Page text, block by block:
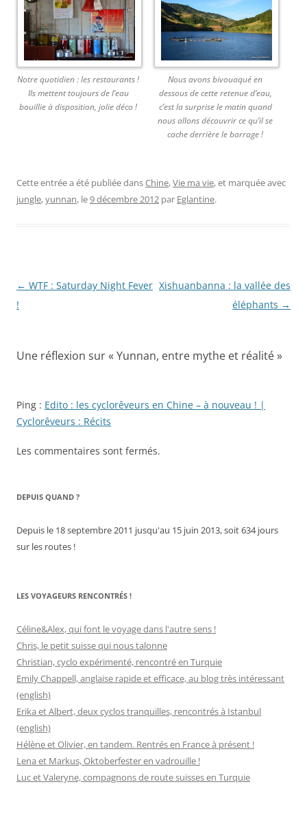
Notre quotidien : les restaurants !
Ils mettent toujours de l’eau
bouillie à disposition, jolie déco !
Nous avons bivouaqué en
dessous de cette retenue d’eau,
c’est la surprise le matin quand
nous allons découvrir ce qu’il se
cache derrière le barrage !
Cette entrée a été publiée dansChine,Vie ma vie, et marquée avec
jungle,yunnan, le9 décembre 2012 par Eglantine.
Navigation
des
← WTF : Saturday Night Fever
!
Xishuanbanna : la vallée des
éléphants →
Une réflexion sur « Yunnan, entre mythe et réalité»
Ping : Edito : les cyclorêveurs en Chine – à nouveau ! |
Cyclorêveurs : Récits
Les commentaires sont fermés.
DEPUIS QUAND ?
Depuis le 18 septembre 2011 jusqu'au 15 juin 2013, soit 634 jours
sur les routes !
LES VOYAGEURS RENCONTRÉS !
Céline&Alex, qui font le voyage dans l'autre sens !
Chris, le petit suisse qui nous talonne
Christian, cyclo expérimenté, rencontré en Turquie
Emily Chappell, anglaise rapide et efficace, au blog très intéressant
(english)
Erika et Albert, deux cyclos tranquilles, rencontrés à Istanbul
(english)
Hélène et Olivier, en tandem. Rentrés en France à présent !
Lena et Markus, Oktoberfester en vadrouille !
Luc et Valeryne, compagnons de route suisses en Turquie